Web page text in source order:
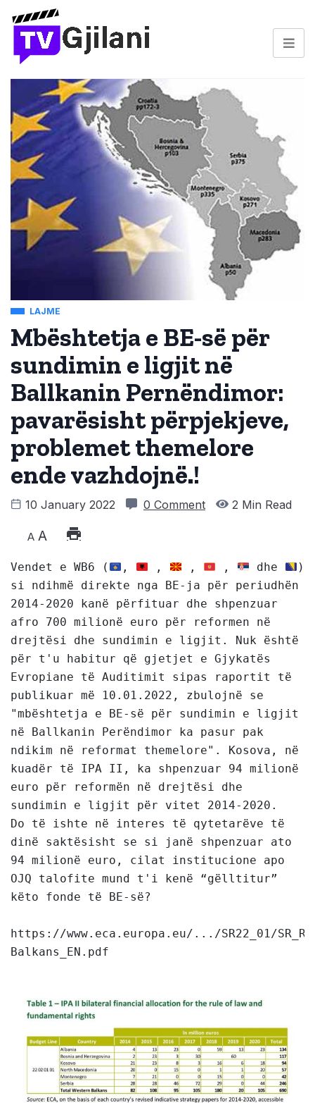
LAJME
Mbështetja e BE-së për
sundimin e ligjit në
Ballkanin Pernëndimor:
pavarësisht përpjekjeve,
problemet themelore
ende vazhdojnë.!
10 January 2022 0 Comment 2 Min Read
A A
Vendet e WB6 ( , , , , dhe
)
si ndihmë direkte nga BE-ja për periudhën
2014-2020 kanë përfituar dhe shpenzuar
afro 700 milionë euro për reformen në
drejtësi dhe sundimin e ligjit. Nuk është
për t'u habitur që gjetjet e Gjykatës
Evropiane të Auditimit sipas raportit të
publikuar më 10.01.2022, zbulojnë se
"mbështetja e BE-së për sundimin e ligjit
në Ballkanin Perëndimor ka pasur pak
ndikim në reformat themelore". Kosova, në
kuadër të IPA II, ka shpenzuar 94 milionë
euro për reformën në drejtësi dhe
sundimin e ligjit për vitet 2014-2020.
Do të ishte në interes të qytetarëve të
dinë saktësisht se si janë shpenzuar ato
94 milionë euro, cilat institucione apo
OJQ talofite mund t'i kenë “gëlltitur”
këto fonde të BE-së?
https://www.eca.europa.eu/.../SR22_01/
Balkans_EN.pdf